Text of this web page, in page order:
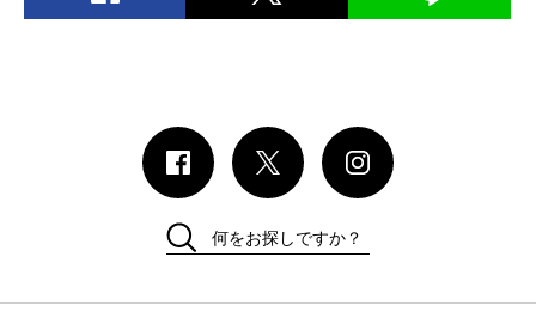
何をお探しですか？